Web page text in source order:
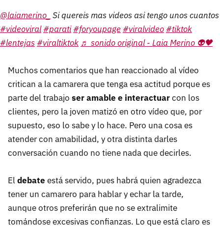
@laiamerino_ Si quereis mas videos asi tengo unos cuantos
#videoviral#parati#foryoupage#viralvideo#tiktok
#lentejas#viraltiktok ♬ sonido original - Laia Merino 👽🖤
Muchos comentarios que han reaccionado al vídeo
critican a la camarera que tenga esa actitud porque es
parte del trabajo ser amable e interactuarcon los
clientes, pero la joven matizó en otro vídeo que, por
supuesto, eso lo sabe y lo hace. Pero una cosa es
atender con amabilidad, y otra distinta darles
conversación cuando no tiene nada que decirles.
El debate está servido, pues habrá quien agradezca
tener un camarero para hablar y echar la tarde,
aunque otros preferirán que no se extralimite
tomándose excesivas confianzas. Lo que está claro es